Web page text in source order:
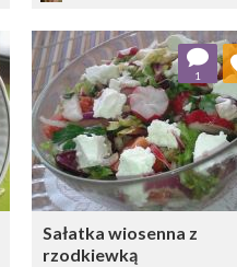
Sałatka wiosenna z
rzodkiewką
1
Dodaj do
Wybierz